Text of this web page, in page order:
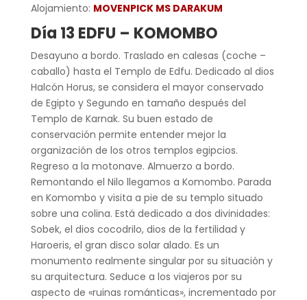
Alojamiento: MOVENPICK MS DARAKUM
Día 13 EDFU – KOMOMBO
Desayuno a bordo. Traslado en calesas (coche –
caballo) hasta el Templo de Edfu. Dedicado al dios
Halcón Horus, se considera el mayor conservado
de Egipto y Segundo en tamaño después del
Templo de Karnak. Su buen estado de
conservación permite entender mejor la
organización de los otros templos egipcios.
Regreso a la motonave. Almuerzo a bordo.
Remontando el Nilo llegamos a Komombo. Parada
en Komombo y visita a pie de su templo situado
sobre una colina. Está dedicado a dos divinidades:
Sobek, el dios cocodrilo, dios de la fertilidad y
Haroeris, el gran disco solar alado. Es un
monumento realmente singular por su situación y
su arquitectura. Seduce a los viajeros por su
aspecto de «ruinas románticas», incrementado por